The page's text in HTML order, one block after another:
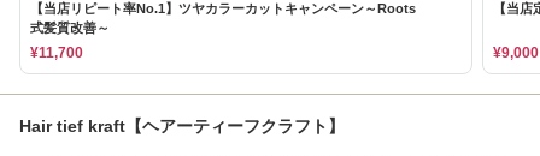
【当店リピート率No.1】ツヤカラーカットキャンペーン～Roots
式髪質改善～
¥11,700
【当
¥9,000
Hair tief kraft【ヘアーティーフクラフト】